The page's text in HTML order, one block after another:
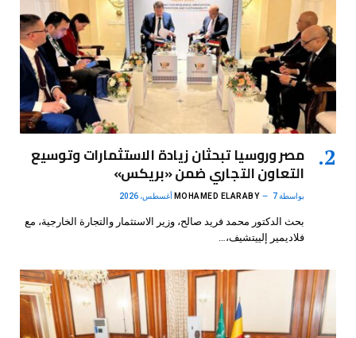
مصر وروسيا تبحثان زيادة الاستثمارات وتوسيع
التعاون التجاري ضمن «بريكس»
بواسطة MOHAMED ELARABY 7 أغسطس، 2026
بحث الدكتور محمد فريد صالح، وزير الاستثمار والتجارة الخارجية، مع
فلاديمير إلييتشيف،…